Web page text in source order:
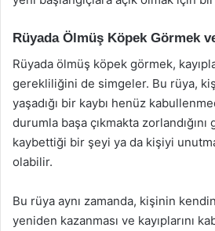
Rüyada Ölmüş Köpek Görmek
Rüyada ölmüş köpek görmek,
gerekliliğini de simgeler. Bu rüya,
yaşadığı bir kaybı henüz
durumla başa çıkmakta
kaybettiği bir şeyi ya da kişiyi
olabilir.
Bu rüya aynı zamanda, kişinin
yeniden kazanması ve kayıplarını